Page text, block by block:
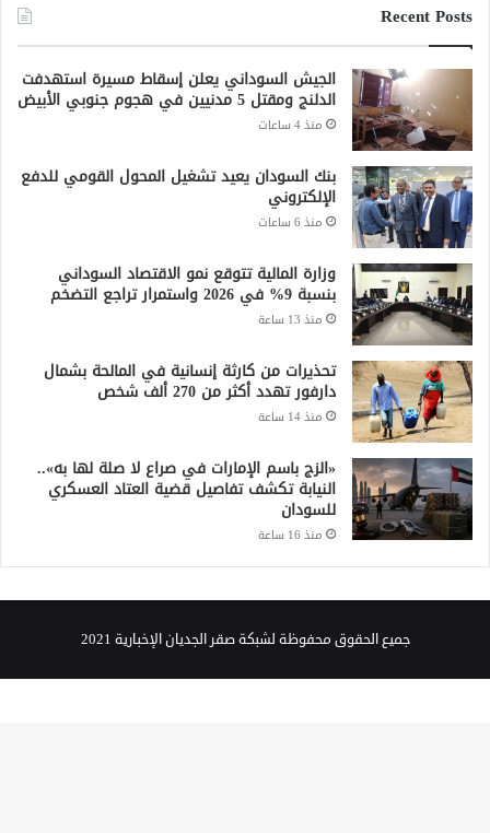
Recent Posts
الجيش السوداني يعلن إسقاط مسيرة استهدفت
الدلنج ومقتل 5 مدنيين في هجوم جنوبي الأبيض
منذ 4 ساعات
بنك السودان يعيد تشغيل المحول القومي للدفع
الإلكتروني
منذ 6 ساعات
وزارة المالية تتوقع نمو الاقتصاد السوداني
بنسبة 9% في 2026 واستمرار تراجع التضخم
منذ 13 ساعة
تحذيرات من كارثة إنسانية في المالحة بشمال
دارفور تهدد أكثر من 270 ألف شخص
منذ 14 ساعة
«الزج باسم الإمارات في صراع لا صلة لها به»..
النيابة تكشف تفاصيل قضية العتاد العسكري
للسودان
منذ 16 ساعة
جميع الحقوق محفوظة لشبكة صقر الجديان الإخبارية 2021